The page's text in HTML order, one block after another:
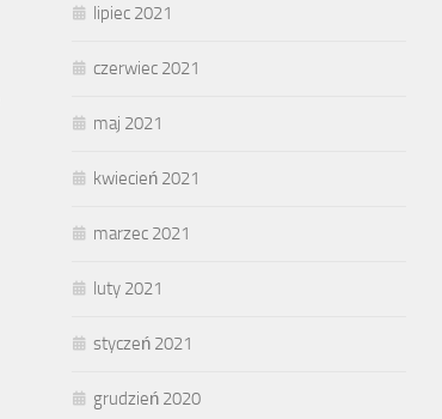
lipiec 2021
czerwiec 2021
maj 2021
kwiecień 2021
marzec 2021
luty 2021
styczeń 2021
grudzień 2020